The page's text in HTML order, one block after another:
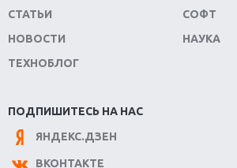
Обзор игры The Crew 2: покорение
Важнейшие анонсы E3 2018
Крупнейшие релизы мая: Nintendo,
Новинки для Nintendo Switch: Labo,
СТАТЬИ
НОВОСТИ
ТЕХНОБЛОГ
СОФТ
НАУКА
ПОДПИШИТЕСЬ НА НАС
ЯНДЕКС.ДЗЕН
ВКОНТАКТЕ